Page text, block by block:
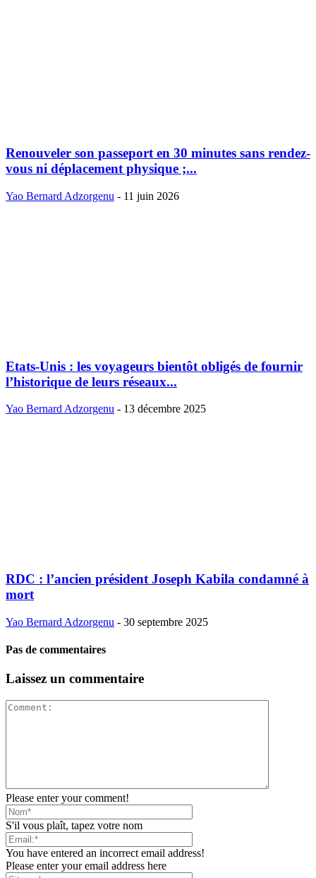
Renouveler son passeport en 30 minutes sans rendez-
vous ni déplacement physique ;...
Yao Bernard Adzorgenu - 11 juin 2026
Etats-Unis : les voyageurs bientôt obligés de fournir
l’historique de leurs réseaux...
Yao Bernard Adzorgenu - 13 décembre 2025
RDC : l’ancien président Joseph Kabila condamné à
mort
Yao Bernard Adzorgenu - 30 septembre 2025
Pas de commentaires
Laissez un commentaire
Please enter your comment!
S'il vous plaît, tapez votre nom
You have entered an incorrect email address!
Please enter your email address here